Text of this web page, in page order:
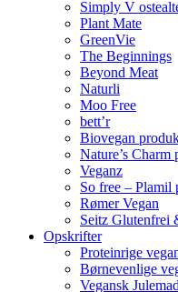
Simply V
Plant Mate
GreenVie
The Beginnings
Beyond Meat
Naturli
Moo Free
bett’r
Biovegan
Nature’s Charm
Veganz
So free – Plamil
Rømer Vegan
Seitz
Opskrifter
Proteinrige
Børnevenlige
Vegansk